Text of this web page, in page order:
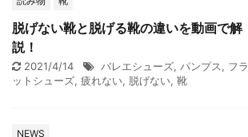
脱げない靴と脱げる靴の違いを動画で解
説！
2021/4/14 バレエシューズ, パンプス, フラ
ットシューズ, 疲れない, 脱げない, 靴
NEWS